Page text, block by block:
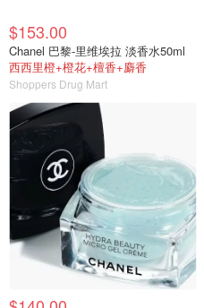
$153.00
Chanel 巴黎-里维埃拉 淡香水50ml
西西里橙+橙花+檀香+麝香
Shoppers Drug Mart